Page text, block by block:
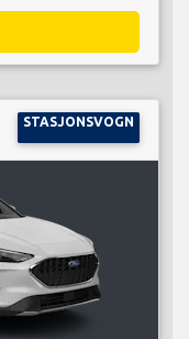
STASJONSVOGN